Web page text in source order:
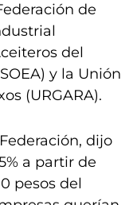
de
del
y la Unión
(URGARA).
dijo
a partir de
pesos del